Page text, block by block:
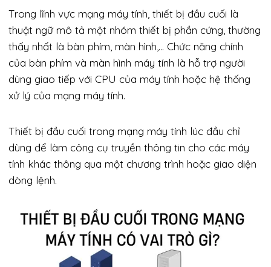
Trong lĩnh vực mạng máy tính, thiết bị đầu cuối là
thuật ngữ mô tả một nhóm thiết bị phần cứng, thường
thấy nhất là bàn phím, màn hình,… Chức năng chính
của bàn phím và màn hình máy tính là hỗ trợ người
dùng giao tiếp với CPU của máy tính hoặc hệ thống
xử lý của mạng máy tính.
Thiết bị đầu cuối trong mạng máy tính lúc đầu chỉ
dùng để làm công cụ truyền thông tin cho các máy
tính khác thông qua một chương trình hoặc giao diện
dòng lệnh.